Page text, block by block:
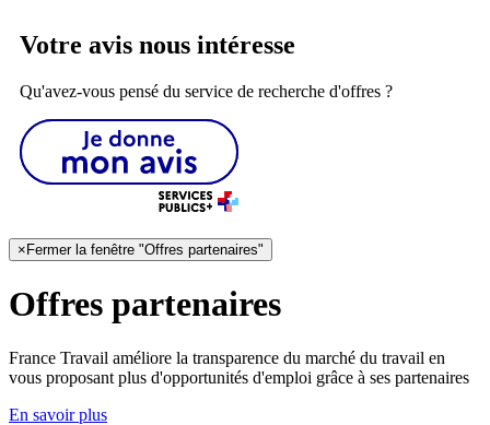
Votre avis nous intéresse
Qu'avez-vous pensé du service de recherche d'offres ?
×Fermer la fenêtre "Offres partenaires"
Offres partenaires
France Travail améliore la transparence du marché du travail en
vous proposant plus d'opportunités d'emploi grâce à ses partenaires
En savoir plus